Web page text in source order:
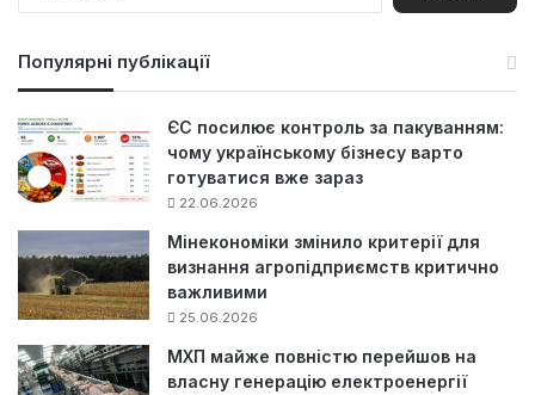
Популярні публікації
ЄС посилює контроль за пакуванням:
чому українському бізнесу варто
готуватися вже зараз
22.06.2026
Мінекономіки змінило критерії для
визнання агропідприємств критично
важливими
25.06.2026
МХП майже повністю перейшов на
власну генерацію електроенергії